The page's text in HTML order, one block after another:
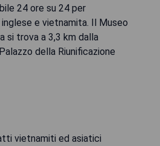
24 ore su 24 per
e vietnamita. Il Museo
si trova a 3,3 km dalla
della Riunificazione
vietnamiti ed asiatici